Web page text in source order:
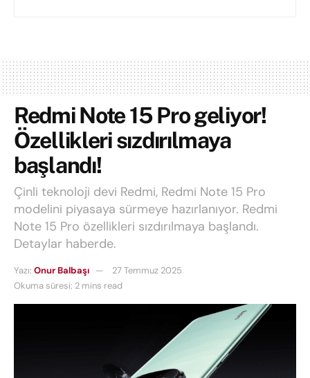
Redmi Note 15 Pro geliyor!
Özellikleri sızdırılmaya
başlandı!
Çinli teknoloji devi Redmi, Redmi Note 15 Pro
modelini piyasaya sürmeye hazırlanıyor. Redmi
Note 15 Pro özellikleri sızdırılmaya başlandı.
Detaylar haberde.
Yazı: Onur Balbaşı
27 Temmuz 2025
Okuma süresi: 2 mins read